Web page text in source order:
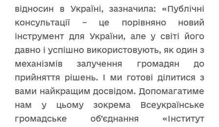
відносин в Україні, зазначила: «Публічні
консультації – це порівняно новий
інструмент для України, але у світі його
давно і успішно використовують, як один з
механізмів залучення громадян до
прийняття рішень. І ми готові ділитися з
вами найкращим досвідом. Допомагатиме
нам у цьому зокрема Всеукраїнське
громадське об’єднання «Інститут